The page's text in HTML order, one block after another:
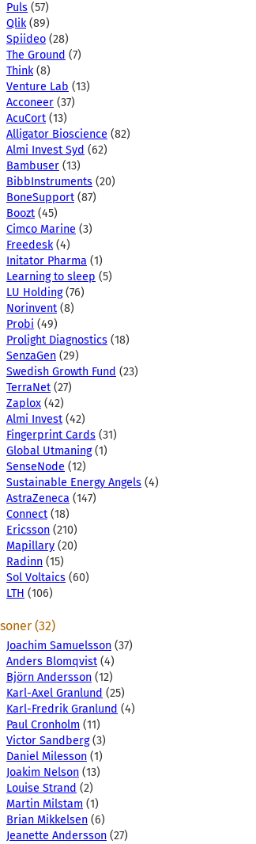
Puls (57)
Qlik(89)
Spiideo (28)
The Ground (7)
Think(8)
Venture Lab (13)
Acconeer (37)
AcuCort (13)
Alligator Bioscience (82)
Almi Invest Syd (62)
Bambuser (13)
BibbInstruments (20)
BoneSupport (87)
Boozt (45)
Cimco Marine (3)
Freedesk(4)
Initator Pharma (1)
Learning to sleep (5)
LU Holding(76)
Norinvent (8)
Probi (49)
Prolight Diagnostics (18)
SenzaGen (29)
Swedish Growth Fund (23)
TerraNet (27)
Zaplox (42)
Almi Invest (42)
Fingerprint Cards (31)
Global Utmaning(1)
SenseNode (12)
Sustainable Energy Angels (4)
AstraZeneca (147)
Connect (18)
Ericsson (210)
Mapillary (20)
Radinn (15)
Sol Voltaics (60)
LTH (106)
(32)
Joachim Samuelsson (37)
Anders Blomqvist (4)
Björn Andersson (12)
Karl-Axel Granlund (25)
Karl-Fredrik Granlund (4)
Paul Cronholm (11)
Victor Sandberg(3)
Daniel Milesson (1)
Joakim Nelson (13)
Louise Strand (2)
Martin Milstam (1)
Brian Mikkelsen (6)
Jeanette Andersson (27)